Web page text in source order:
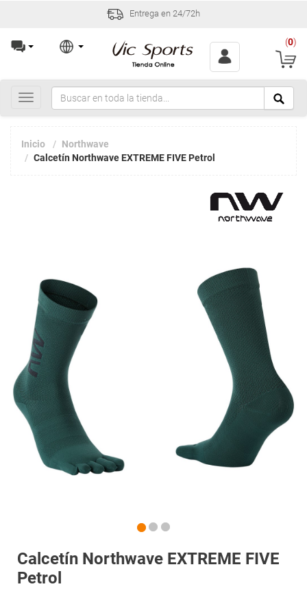
Entrega en 24/72h
(0)
Toggle
navigation
Inicio
Northwave
Calcetín Northwave EXTREME FIVE Petrol
Calcetín Northwave EXTREME FIVE
Petrol